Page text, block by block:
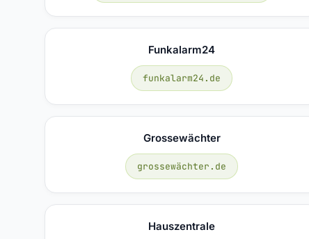
Funkalarm24
funkalarm24.de
Grossewächter
grossewächter.de
Hauszentrale